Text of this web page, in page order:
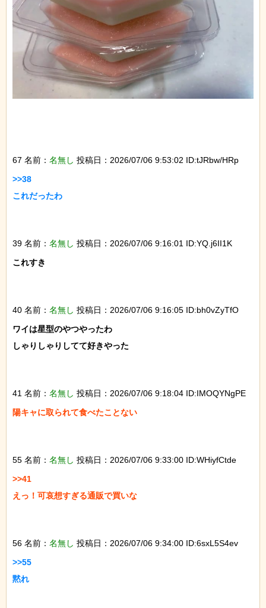
67 名前： 名無し 投稿日：2026/07/06 9:53:02 ID:tJRbw/HRp
>>38
これだったわ
39 名前： 名無し 投稿日：2026/07/06 9:16:01 ID:YQ.j6II1K
これすき
40 名前： 名無し 投稿日：2026/07/06 9:16:05 ID:bh0vZyTfO
ワイは星型のやつやったわ
しゃりしゃりしてて好きやった
41 名前： 名無し 投稿日：2026/07/06 9:18:04 ID:IMOQYNgPE
陽キャに取られて食べたことない
55 名前： 名無し 投稿日：2026/07/06 9:33:00 ID:WHiyfCtde
>>41
えっ！可哀想すぎる通販で買いな
56 名前： 名無し 投稿日：2026/07/06 9:34:00 ID:6sxL5S4ev
>>55
黙れ